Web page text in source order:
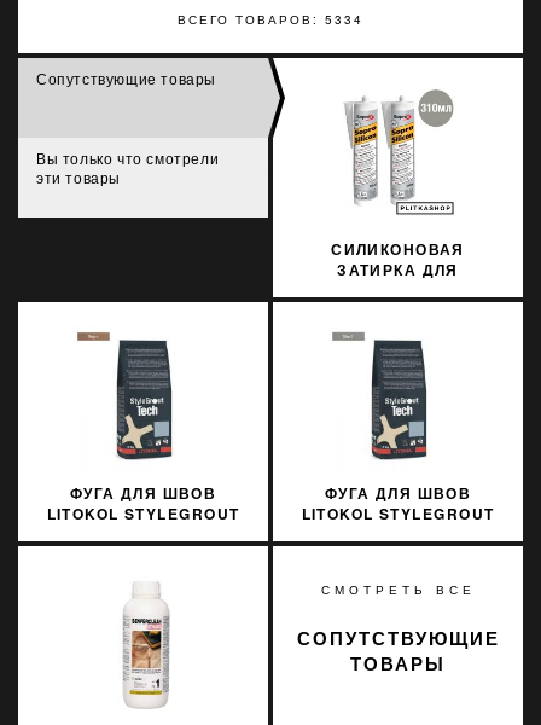
ВСЕГО ТОВАРОВ: 5334
Сопутствующие товары
Вы только что смотрели
эти товары
СИЛИКОНОВАЯ
ЗАТИРКА ДЛЯ
MARMORSILICON 799
310МЛ
ФУГА ДЛЯ ШВОВ
LITOKOL STYLEGROUT
ФУГА ДЛЯ ШВОВ
LITOKOL STYLEGROUT
СМОТРЕТЬ ВСЕ
СОПУТСТВУЮЩИЕ
ТОВАРЫ